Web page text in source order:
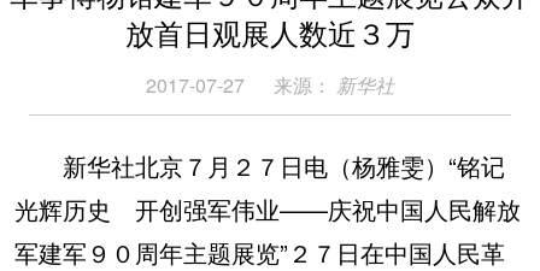
放首日观展人数近３万
2017-07-27 来源： 新华社
新华社北京７月２７日电（杨雅雯）“铭记
光辉历史 开创强军伟业——庆祝中国人民解放
军建军９０周年主题展览”２７日在中国人民革